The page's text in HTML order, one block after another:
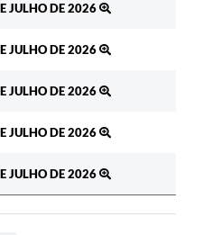
JULHO DE 2026
JULHO DE 2026
JULHO DE 2026
JULHO DE 2026
JULHO DE 2026